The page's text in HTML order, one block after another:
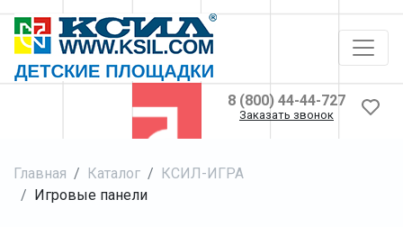
8 (800) 44-44-727
Заказать звонок
Главная Каталог
КСИЛ-ИГРА
Игровые панели